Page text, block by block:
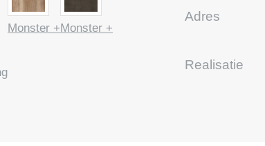
Monster +Monster +
Adres
Realisatie